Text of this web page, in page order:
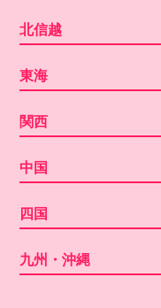
北信越
東海
関西
中国
四国
九州・沖縄